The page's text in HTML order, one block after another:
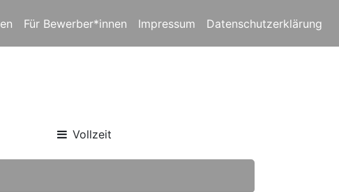
Für Bewerber*innen Impressum Datenschutzerklärung
Vollzeit